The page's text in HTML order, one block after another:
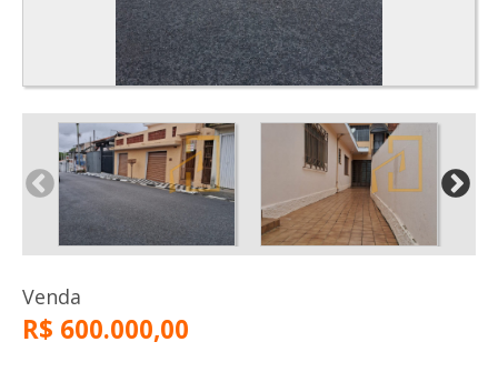
Venda
R$ 600.000,00